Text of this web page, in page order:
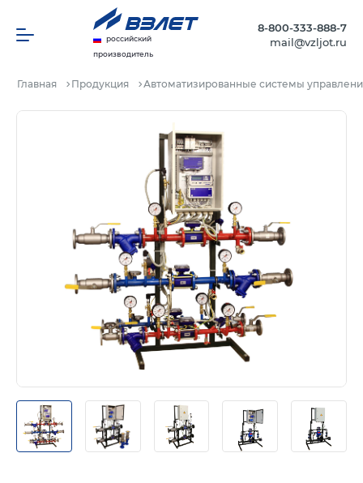
российский
производитель
8-800-333-888-7
mail@vzljot.ru
Главная Продукция Автоматизированные системы